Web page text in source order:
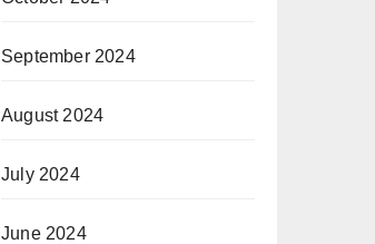
September 2024
August 2024
July 2024
June 2024